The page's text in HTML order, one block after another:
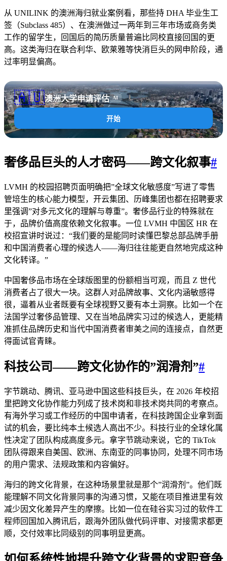
从 UNILINK 的澳洲海归就业案例看，那些持 DHA 毕业生工
签（Subclass 485）、在澳洲做过一两年到三年市场或商务类
工作的留学生，回国后的简历质量普遍比同校直接回国的更
高。这类海归在联合利华、欧莱雅等快消巨头的网申阶段，通
过率明显偏高。
🇦🇺澳洲大学申请评估 AI
开始
奢侈品巨头的人才密码——跨文化叙事#
LVMH 的校园招聘页面明确把”全球文化敏感度”写进了零售
管培生的核心能力模型，开云集团、历峰集团也都在招聘要求
里强调”对多元文化的理解与尊重”。奢侈品行业的特殊就在
于，品牌价值高度依赖文化叙事。一位 LVMH 中国区 HR 在
校招宣讲时说过：“我们要的是能同时读懂巴黎总部品牌手册
和中国消费者心理的候选人——海归往往能更自然地完成这种
文化转译。”
中国奢侈品市场在全球版图里的份额相当可观，而且 Z 世代
消费者占了很大一块。这群人对品牌故事、文化内涵敏感得
很，逼着从业者既要有全球视野又要有本土洞察。比如一个在
法国学过奢侈品管理、又在当地品牌实习过的候选人，更能精
准抓住品牌历史和当代中国消费者审美之间的连接点，自然更
得面试官青睐。
科技公司——跨文化协作的”润滑剂”#
字节跳动、腾讯、亚马逊中国这些科技巨头，在 2026 年校招
里把跨文化协作能力列成了技术岗和非技术岗共同的考察点。
有海外学习或工作经历的中国申请者，在科技跨国企业拿到面
试的机会，要比纯本土候选人高出不少。科技行业的全球化属
性决定了团队构成高度多元。拿字节跳动来说，它的 TikTok
团队得跟来自美国、欧洲、东南亚的同事协同，处理不同市场
的用户需求、法规政策和内容偏好。
海归的跨文化背景，在这种场景里就是那个”润滑剂”。他们既
能理解不同文化背景同事的沟通习惯，又能在项目推进里有效
减少因文化差异产生的摩擦。比如一位在硅谷实习过的软件工
程师回国加入腾讯后，跟海外团队做代码评审、对接需求都更
顺，交付效率比同级别的同事明显更高。